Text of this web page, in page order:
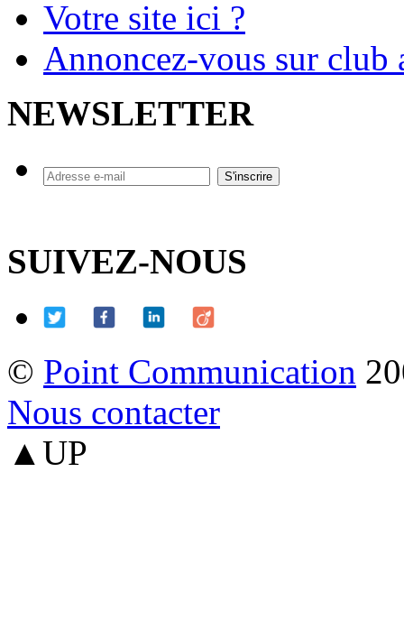
Votre site ici ?
Annoncez-vous sur
NEWSLETTER
SUIVEZ-NOUS
© Point Communication
Nous contacter
▲UP